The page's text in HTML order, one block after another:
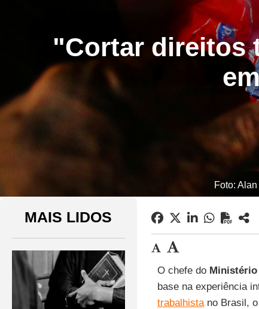
"Cortar direitos
Foto:
MAIS LIDOS
O chefe do Ministério
base na experiência
trabalhista no Brasil,